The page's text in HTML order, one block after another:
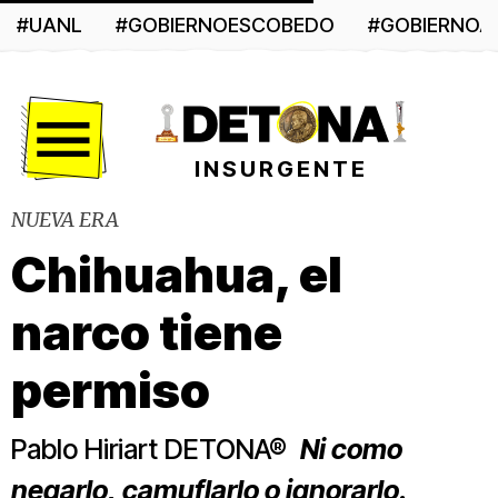
#UANL #GOBIERNOESCOBEDO
INSURGENTE
NUEVA ERA
Chihuahua, el
narco tiene
permiso
Pablo Hiriart DETONA® Ni como
negarlo, camuflarlo o ignorarlo.